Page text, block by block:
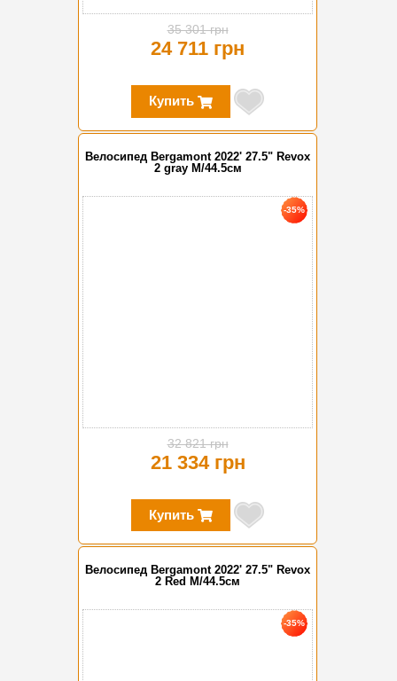
35 301 грн
24 711 грн
Купить
Велосипед Bergamont 2022' 27.5" Revox
2 gray M/44.5см
-35%
32 821 грн
21 334 грн
Купить
Велосипед Bergamont 2022' 27.5" Revox
2 Red M/44.5см
-35%